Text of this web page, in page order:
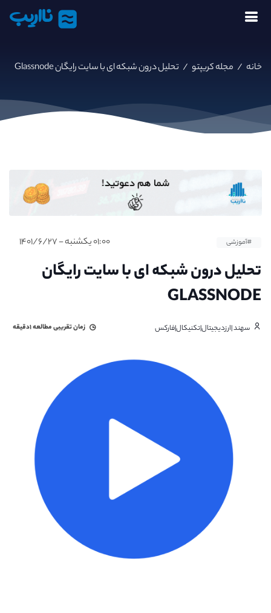
نااریب
خانه / مجله کریپتو / تحلیل درون شبکه ای با سایت رایگان Glassnode
#آموزشی ۰۱:۰۰ یکشنبه - ۱۴۰۱/۶/۲۷
تحلیل درون شبکه ای با سایت رایگان
GLASSNODE
سهند |ارزدیجیتال|تکنیکال|فارکس زمان تقریبی مطالعه۱دقیقه